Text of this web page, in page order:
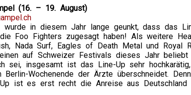
(16. – 19. August)
wurde in diesem Jahr lange geunkt, dass das
Foo Fighters zugesagt haben! Als weitere
Nada Surf, Eagles of Death Metal und Royal
auf Schweizer Festivals dieses Jahr
sei, insgesamt ist das Line-Up sehr
Berlin-Wochenende der Ärzte überschneidet.
ist es erst recht die Anreise aus Deutschland